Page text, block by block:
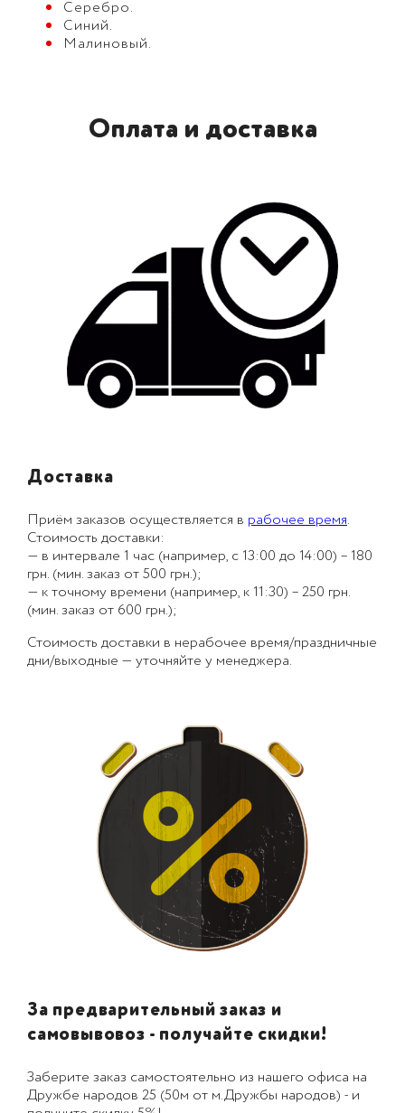
Серебро.
Синий.
Малиновый.
Оплата и доставка
Доставка
Приём заказов осуществляется в рабочее время.
Стоимость доставки:
— в интервале 1 час (например, с 13:00 до 14:00) – 180
грн. (мин. заказ от 500 грн.);
— к точному времени (например, к 11:30) – 250 грн.
(мин. заказ от 600 грн.);
Стоимость доставки в нерабочее время/праздничные
дни/выходные — уточняйте у менеджера.
За предварительный заказ и
самовывовоз - получайте скидки!
Заберите заказ самостоятельно из нашего офиса на
Дружбе народов 25 (50м от м.Дружбы народов) - и